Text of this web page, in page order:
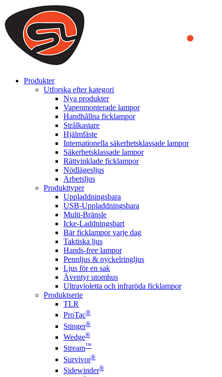
We use cookies to ensure that we provide you the best experience
on our website. By continuing to browse this website, you accept
that cookies are used to help us analyze how the website is used and
to offer you a better experience. To learn more or to find out how
you can disable cookies, you can access our
Produkter
Utforska efter kategori
Nya produkter
Vapenmonterade lampor
Handhållna ficklampor
Strålkastare
Hjälmfäste
Internationella säkerhetsklassade lampor
Säkerhetsklassade lampor
Rättvinklade ficklampor
Nödlägesljus
Arbetsljus
Produkttyper
Uppladdningsbara
USB-Uppladdningsbara
Multi-Bränsle
Icke-Laddningsbart
Bär ficklampor varje dag
Taktiska ljus
Hands-free lampor
Pennljus & nyckelringljus
Ljus för en sak
Äventyr utomhus
Ultravioletta och infraröda ficklampor
Produktserie
TLR
ProTac®
Stinger®
Wedge®
Stream™
Survivor®
Sidewinder®